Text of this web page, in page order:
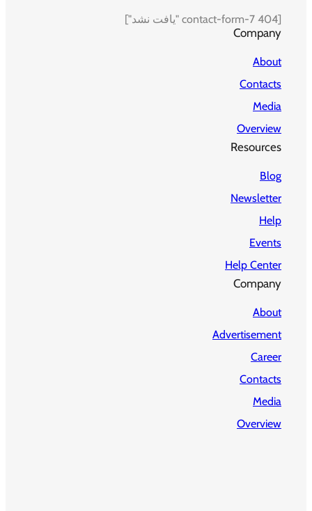
[contact-form-7 404 "یافت نشد"]
Company
About
Contacts
Media
Overview
Resources
Blog
Newsletter
Help
Events
Help Center
Company
About
Advertisement
Career
Contacts
Media
Overview